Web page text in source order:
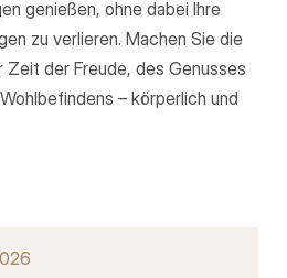
genießen, ohne dabei Ihre
zu verlieren. Machen Sie die
Zeit der Freude, des Genusses
– körperlich und